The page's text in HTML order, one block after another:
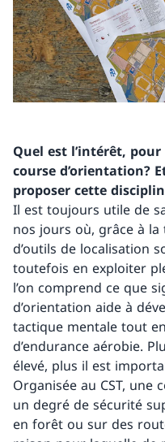
Quel est l’intérêt,
course d’orientation?
proposer cette
Il est toujours utile de
nos jours où, grâce à
d’outils de localisation
toutefois en exploiter
l’on comprend ce que
d’orientation aide à
tactique mentale tout
d’endurance aérobie.
élevé, plus il est
Organisée au CST, une
un degré de sécurité
en forêt ou sur des